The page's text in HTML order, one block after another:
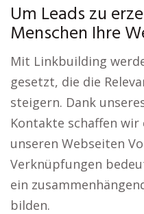
Um Leads zu
Menschen Ihre
Mit Linkbuilding
gesetzt, die die
steigern. Dank
Kontakte schaffen wir
unseren Webseiten
Verknüpfungen
ein
bilden.